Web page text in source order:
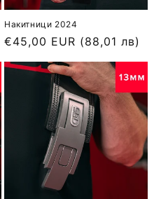
Накитници 2024
Обичайна
цена
€45,00 EUR (88,01 лв)